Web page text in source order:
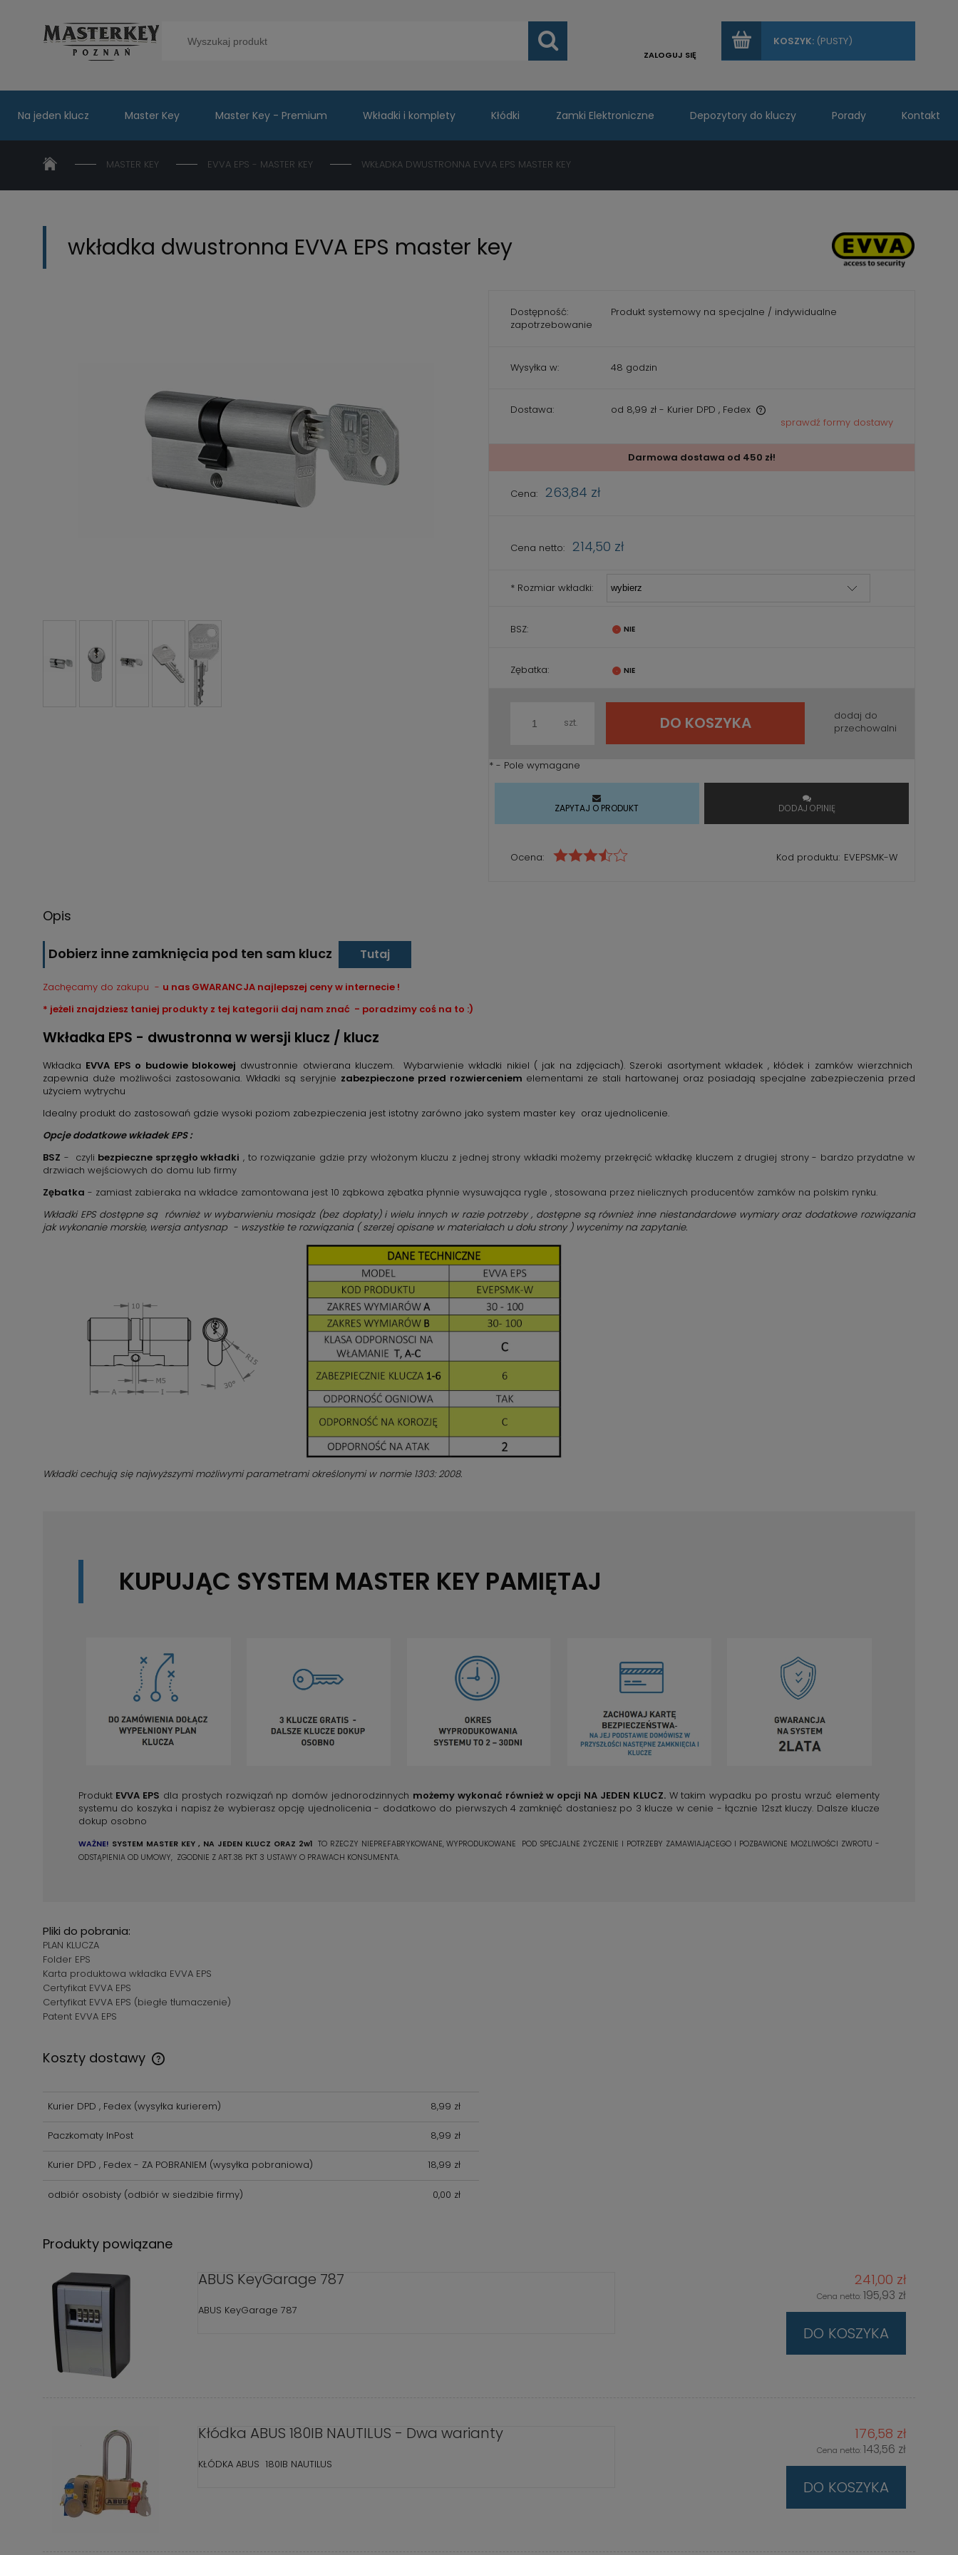
KOSZYK: (PUSTY)
ZALOGUJ SIĘ
Na jeden klucz Master Key Master Key - Premium Wkładki i komplety Kłódki Zamki Elektroniczne Depozytory do kluczy Porady Kontakt
MASTER KEY EVVA EPS - MASTER KEY WKŁADKA DWUSTRONNA EVVA EPS MASTER KEY
wkładka dwustronna EVVA EPS master key
Dostępność:
Produkt systemowy na specjalne / indywidualne
zapotrzebowanie
Wysyłka w: 48 godzin
Dostawa: od 8,99 zł - Kurier DPD , Fedex
Cena nie zawiera ewentualnych
kosztów płatności
sprawdź formy dostawy
Darmowa dostawa od 450 zł!
Cena: 263,84 zł
Cena netto: 214,50 zł
* Rozmiar wkładki:
BSZ:
Zębatka:
szt. DO KOSZYKA
dodaj do
przechowalni
* - Pole wymagane
Ocena: Kod produktu: EVEPSMK-W
ZAPYTAJ O PRODUKT DODAJ OPINIĘ
Opis
Dobierz inne zamknięcia pod ten sam klucz Tutaj
Zachęcamy do zakupu - u nas GWARANCJA najlepszej ceny w internecie !
* jeżeli znajdziesz taniej produkty z tej kategorii daj nam znać - poradzimy coś na to :)
Wkładka EPS - dwustronna w wersji klucz / klucz
Wkładka EVVA EPS o budowie blokowej dwustronnie otwierana kluczem. Wybarwienie wkładki nikiel ( jak na zdjęciach). Szeroki asortyment wkładek , kłódek i zamków wierzchnich
zapewnia duże możliwości zastosowania. Wkładki są seryjnie zabezpieczone przed rozwierceniem elementami ze stali hartowanej oraz posiadają specjalne zabezpieczenia przed
użyciem wytrychu
Idealny produkt do zastosowań gdzie wysoki poziom zabezpieczenia jest istotny zarówno jako system master key oraz ujednolicenie.
Opcje dodatkowe wkładek EPS :
BSZ - czyli bezpieczne sprzęgło wkładki , to rozwiązanie gdzie przy włożonym kluczu z jednej strony wkładki możemy przekręcić wkładkę kluczem z drugiej strony - bardzo przydatne w
drzwiach wejściowych do domu lub firmy
Zębatka - zamiast zabieraka na wkładce zamontowana jest 10 ząbkowa zębatka płynnie wysuwająca rygle , stosowana przez nielicznych producentów zamków na polskim rynku.
Wkładki EPS dostępne są również w wybarwieniu mosiądz (bez dopłaty) i wielu innych w razie potrzeby , dostępne są również inne niestandardowe wymiary oraz dodatkowe rozwiązania
jak wykonanie morskie, wersja antysnap - wszystkie te rozwiązania ( szerzej opisane w materiałach u dołu strony ) wycenimy na zapytanie.
Wkładki cechują się najwyższymi możliwymi parametrami określonymi w normie 1303: 2008.
KUPUJĄC SYSTEM MASTER KEY PAMIĘTAJ
Produkt EVVA EPS dla prostych rozwiązań np domów jednorodzinnych możemy wykonać również w opcji NA JEDEN KLUCZ.W takim wypadku po prostu wrzuć elementy
systemu do koszyka i napisz że wybierasz opcję ujednolicenia - dodatkowo do pierwszych 4 zamknięć dostaniesz po 3 klucze w cenie - łącznie 12szt kluczy. Dalsze klucze
dokup osobno
WAŻNE! SYSTEM MASTER KEY , NA JEDEN KLUCZ ORAZ 2w1TO RZECZY NIEPREFABRYKOWANE, WYPRODUKOWANE POD SPECJALNE ŻYCZENIE I POTRZEBY ZAMAWIAJĄCEGO I POZBAWIONE MOŻLIWOŚCI ZWROTU -
ODSTĄPIENIA OD UMOWY, ZGODNIE Z ART.38 PKT 3 USTAWY O PRAWACH KONSUMENTA.
Pliki do pobrania:
PLAN KLUCZA
Folder EPS
Karta produktowa wkładka EVVA EPS
Certyfikat EVVA EPS
Certyfikat EVVA EPS (biegłe tłumaczenie)
Patent EVVA EPS
Koszty dostawy
kosztów płatności
Kurier DPD , Fedex (wysyłka kurierem) 8,99 zł
Paczkomaty InPost 8,99 zł
Kurier DPD , Fedex - ZA POBRANIEM (wysyłka pobraniowa) 18,99 zł
odbiór osobisty(odbiór w siedzibie firmy) 0,00 zł
Produkty powiązane
ABUS KeyGarage 787
ABUS KeyGarage 787
241,00 zł
Cena netto: 195,93 zł
DO KOSZYKA
Kłódka ABUS 180IB NAUTILUS - Dwa warianty
KŁÓDKA ABUS 180IB NAUTILUS
176,58 zł
Cena netto: 143,56 zł
DO KOSZYKA